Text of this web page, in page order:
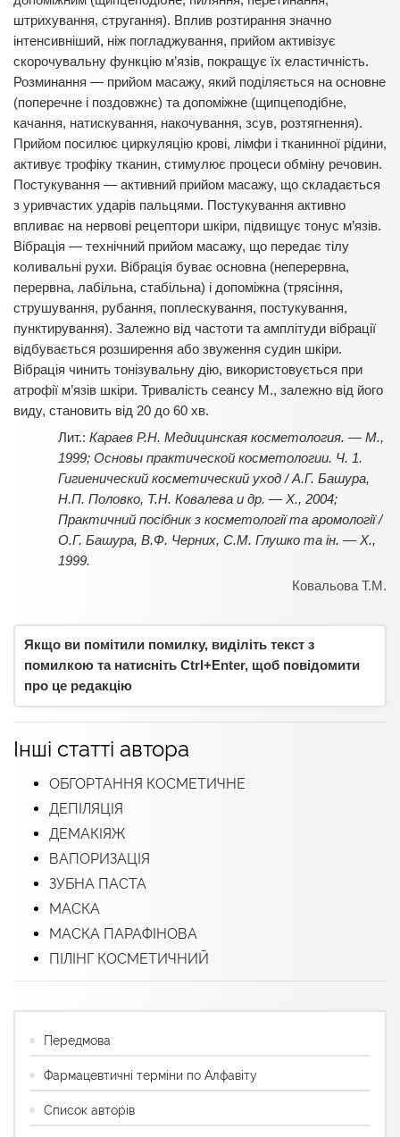
штрихування, стругання). Вплив розтирання значно
інтенсивніший, ніж погладжування, прийом активізує
скорочувальну функцію м’язів, покращує їх еластичність.
Розминання — прийом масажу, який поділяється на основне
(поперечне і поздовжнє) та допоміжне (щипцеподібне,
качання, натискування, накочування, зсув, розтягнення).
Прийом посилює циркуляцію крові, лімфи і тканинної рідини,
активує трофіку тканин, стимулює процеси обміну речовин.
Постукування — активний прийом масажу, що складається
з уривчастих ударів пальцями. Постукування активно
впливає на нервові рецептори шкіри, підвищує тонус м’язів.
Вібрація — технічний прийом масажу, що передає тілу
коливальні рухи. Вібрація буває основна (неперервна,
перервна, лабільна, стабільна) і допоміжна (трясіння,
струшування, рубання, поплескування, постукування,
пунктирування). Залежно від частоти та амплітуди вібрації
відбувається розширення або звуження судин шкіри.
Вібрація чинить тонізувальну дію, використовується при
атрофії м’язів шкіри. Тривалість сеансу М., залежно від його
виду, становить від 20 до 60 хв.
Караев Р.Н. Медицинская косметология. — М.,
1999; Основы практической косметологии. Ч. 1.
Гигиенический косметический уход / А.Г. Башура,
Н.П. Половко, Т.Н. Ковалева и др. — Х., 2004;
Практичний посібник з косметології та аромології /
О.Г. Башура, В.Ф. Черних, С.М. Глушко та ін. — Х.,
1999.
Ковальова Т.М.
Якщо ви помітили помилку, виділіть текст з
помилкою та натисніть Ctrl+Enter, щоб повідомити
про це редакцію
Інші статті автора
ОБГОРТАННЯ КОСМЕТИЧНЕ
ДЕПІЛЯЦІЯ
ДЕМАКІЯЖ
ВАПОРИЗАЦІЯ
ЗУБНА ПАСТА
МАСКА
МАСКА ПАРАФІНОВА
ПІЛІНГ КОСМЕТИЧНИЙ
Передмова
Фармацевтичні терміни по Алфавіту
Список авторів